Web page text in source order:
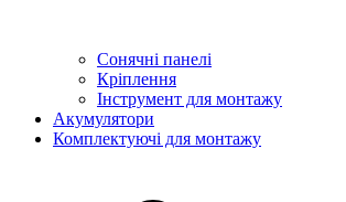
Сонячні панелі
Кріплення
Інструмент для монтажу
Акумулятори
Комплектуючі для монтажу